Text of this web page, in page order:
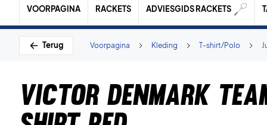
VOORPAGINA RACKETS ADVIESGIDS RACKETS
Terug T-shirt/Polo
Kleding
Voorpagina
Victor Denmark